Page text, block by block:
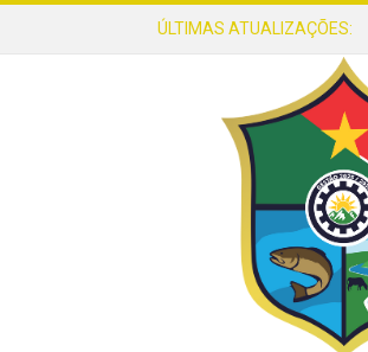
ÚLTIMAS ATUALIZAÇÕES: